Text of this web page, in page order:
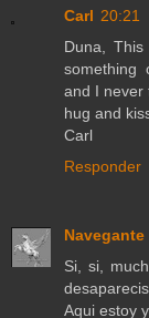
Carl 20:21
Duna,
something
and I never
hug and
Carl
Responder
Navegante
Si, si,
Aqui estoy